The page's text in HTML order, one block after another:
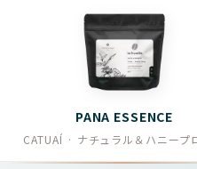
PANA ESSENCE
CATUAÍ · ナチュラル＆ハニープ